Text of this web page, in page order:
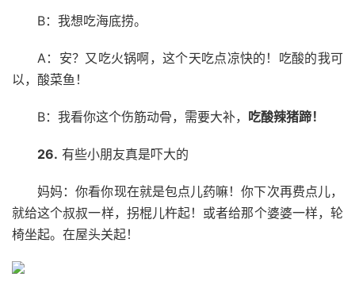
B：我想吃海底捞。
A：安？又吃火锅啊，这个天吃点凉快的！吃酸的我可
以，酸菜鱼！
B：我看你这个伤筋动骨，需要大补， 吃酸辣猪蹄！
26. 有些小朋友真是吓大的
妈妈：你看你现在就是包点儿药嘛！你下次再费点儿，
就给这个叔叔一样，拐棍儿杵起！或者给那个婆婆一样，轮
椅坐起。在屋头关起！